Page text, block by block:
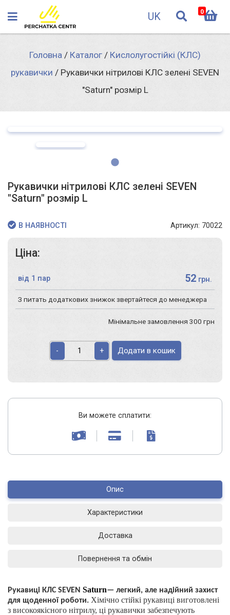
UK 0
Головна / Каталог / Кислолугостійкі (КЛС)
рукавички / Рукавички нітрилові КЛС зелені SEVEN
"Saturn" розмір L
Рукавички нітрилові КЛС зелені SEVEN
"Saturn" розмір L
В НАЯВНОСТІ Артикул: 70022
Ціна:
від 1 пар 52 грн.
З питать додаткових знижок звертайтеся до менеджера
Мінімальне замовлення 300 грн
- + Додати в кошик
Ви можете сплатити:
Опис
Характеристики
Доставка
Повернення та обмін
Рукавиці КЛС SEVEN Saturn— легкий, але надійний захист
для щоденної роботи. Хімічно стійкі рукавиці виготовлені
з високоякісного нітрилу, ці рукавички забезпечують